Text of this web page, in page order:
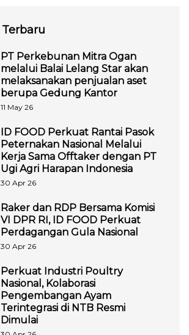
PT Perkebunan Mitra Ogan
melalui Balai Lelang Star akan
melaksanakan penjualan aset
berupa Gedung Kantor
11 May 26
ID FOOD Perkuat Rantai Pasok
Peternakan Nasional Melalui
Kerja Sama Offtaker dengan PT
Ugi Agri Harapan Indonesia
30 Apr 26
Raker dan RDP Bersama Komisi
VI DPR RI, ID FOOD Perkuat
Perdagangan Gula Nasional
30 Apr 26
Perkuat Industri Poultry
Nasional, Kolaborasi
Pengembangan Ayam
Terintegrasi di NTB Resmi
Dimulai